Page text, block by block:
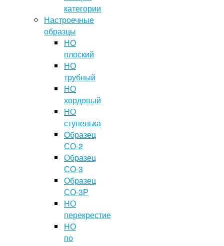
категории
Настроечные
образцы
НО
плоский
НО
трубный
НО
хордовый
НО
ступенька
Образец
СО-2
Образец
СО-3
Образец
СО-3Р
НО
перекрестие
НО
по